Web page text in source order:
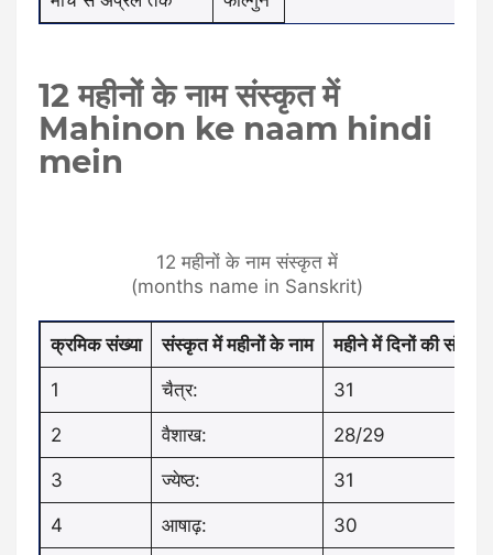
12 महीनों के नाम संस्कृत में
Mahinon ke naam hindi
mein
12 महीनों के नाम संस्कृत में
(months name in Sanskrit)
क्रमिक संख्या संस्कृत में महीनों के नाम महीने में दिनों की संख्या
1 चैत्र: 31
2 वैशाख: 28/29
3 ज्येष्ठ: 31
4 आषाढ़: 30